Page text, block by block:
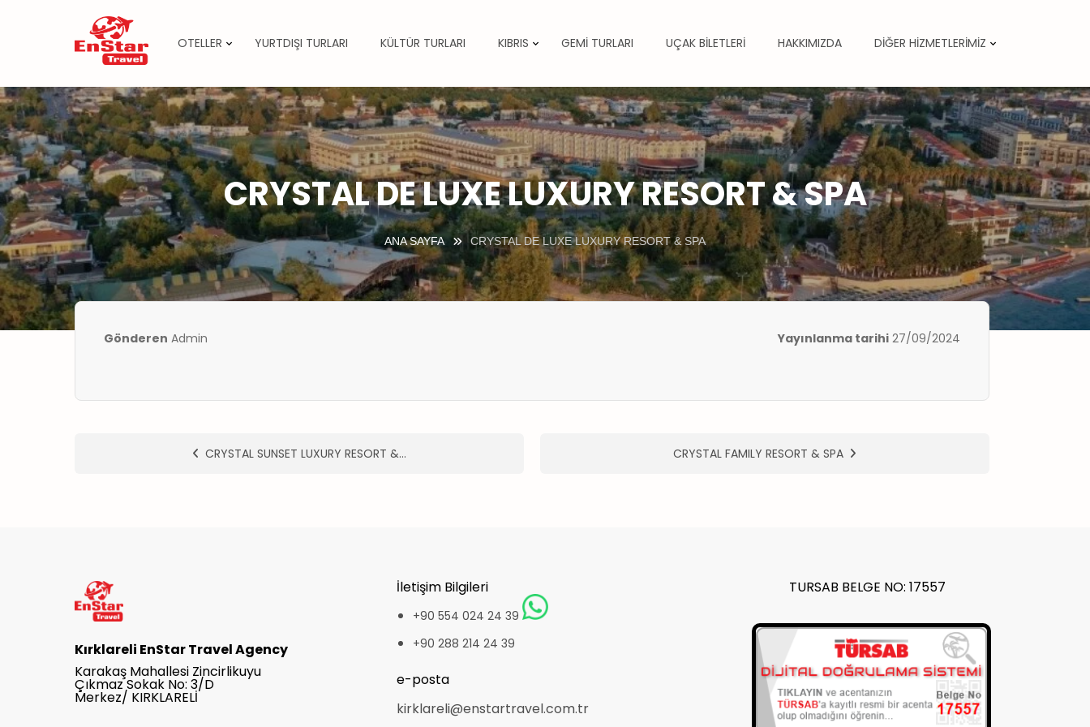
İçeriğe
OTELLER YURTDIŞI TURLARI KÜLTÜR TURLARI KIBRIS GEMİ TURLARI UÇAK BİLETLERİ HAKKIMIZDA DİĞER HİZMETLERİMİZ
CRYSTAL DE LUXE LUXURY RESORT & SPA
ANA SAYFA CRYSTAL DE LUXE LUXURY RESORT & SPA
Gönderen Admin Yayınlanma tarihi 27/09/2024
CRYSTAL SUNSET LUXURY RESORT &… CRYSTAL FAMILY RESORT & SPA
Kırklareli EnStar Travel Agency
Karakaş Mahallesi Zincirlikuyu
Çıkmaz Sokak No: 3/D
Merkez/ KIRKLARELİ
İletişim Bilgileri
+90 554 024 24 39
+90 288 214 24 39
e-posta
kirklareli@enstartravel.com.tr
TURSAB BELGE NO: 17557